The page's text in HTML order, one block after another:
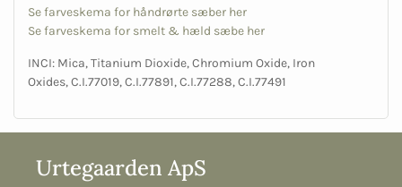
Se farveskema for håndrørte sæber her
Se farveskema for smelt & hæld sæbe her
INCI: Mica, Titanium Dioxide, Chromium Oxide, Iron
Oxides,C.I.77019, C.I.77891, C.I.77288, C.I.77491
Urtegaarden ApS